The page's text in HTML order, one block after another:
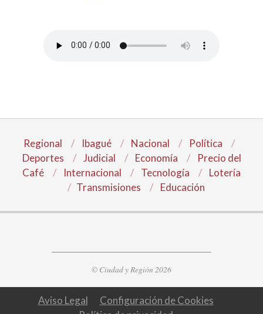
Regional Ibagué Nacional
Política
Deportes
Judicial Economía
Precio del
Café
Internacional Tecnología
Lotería
Transmisiones
Educación
© Ciudad y Región 2026
Aviso Legal
Configuración de Cookies